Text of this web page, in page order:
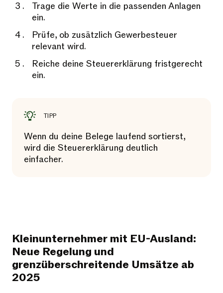
Trage die Werte in die passenden Anlagen
ein.
Prüfe, ob zusätzlich Gewerbesteuer
relevant wird.
Reiche deine Steuererklärung fristgerecht
ein.
TIPP
Wenn du deine Belege laufend sortierst,
wird die Steuererklärung deutlich
einfacher.
Kleinunternehmer mit EU-Ausland:
Neue Regelung und
grenzüberschreitende Umsätze ab
2025